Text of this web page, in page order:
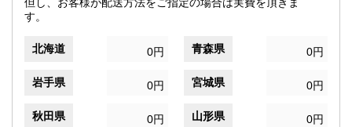
す。
北海道 0円 青森県 0円
岩手県 0円 宮城県 0円
秋田県 0円 山形県 0円